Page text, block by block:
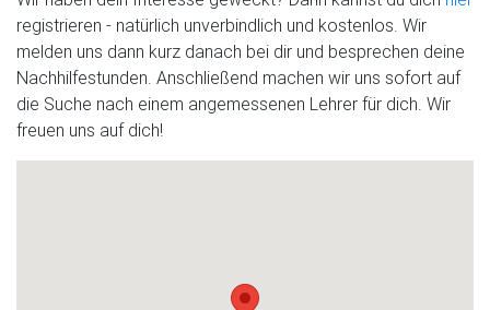
registrieren - natürlich unverbindlich und kostenlos. Wir
melden uns dann kurz danach bei dir und besprechen deine
Nachhilfestunden. Anschließend machen wir uns sofort auf
die Suche nach einem angemessenen Lehrer für dich. Wir
freuen uns auf dich!